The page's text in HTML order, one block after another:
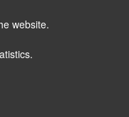
website.